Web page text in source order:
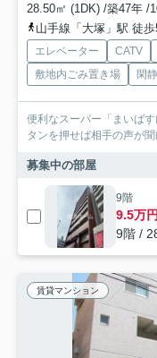
28.50㎡ (1DK) /築47年 /
山手線「大塚」駅 徒
エレベーター CATV
敷地内ごみ置き場
閑
便利なスーパー「まいば
タンを押せば相手の声が
募集中の部屋
9階
9.5万円
9階 /
賃貸マンション